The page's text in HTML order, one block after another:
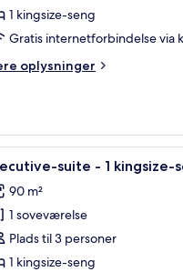
1 kingsize-seng
Gratis internetforbindelse via
oplysninger
et skrivebord, et fjernsyn
14 suite - 1 kingsize-
90 m²
1 soveværelse
Plads til 3 personer
1 kingsize-seng